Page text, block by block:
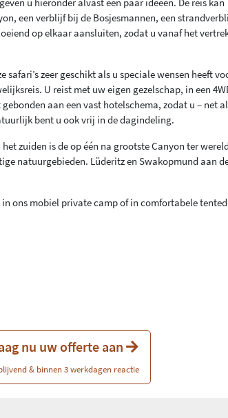
een verblijf bij de Bosjesmannen, een
op elkaar aansluiten, zodat u vanaf het
zeer geschikt als u speciale wensen heeft
U reist met uw eigen gezelschap, in een
aan een vast hotelschema, zodat u – net
bent u ook vrij in de dagindeling.
zuiden is de op één na grootste Canyon ter
natuurgebieden. Lüderitz en Swakopmund aan
ons mobiel private camp of in comfortabele tented
nu uw offerte aan
& binnen 3 werkdagen reactie